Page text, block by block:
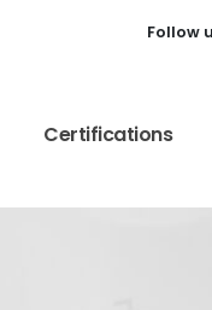
Follow
Certifications